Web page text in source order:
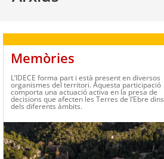
Memòries
L’IDECE forma part i està present en diversos
organismes del territori. Aquesta participació
comporta una actuació activa en la presa de
decisions que afecten les Terres de l’Ebre dins
dels diferents àmbits.